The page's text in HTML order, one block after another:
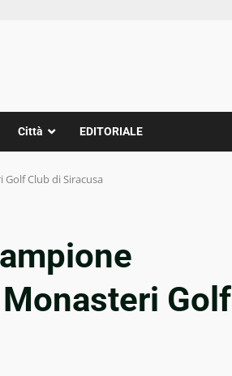
Città EDITORIALE
Club di Siracusa
Golf